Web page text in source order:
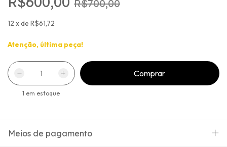
R$700,00
12 xde R$61,72
Atenção, última peça!
1 em estoque
Meios de pagamento